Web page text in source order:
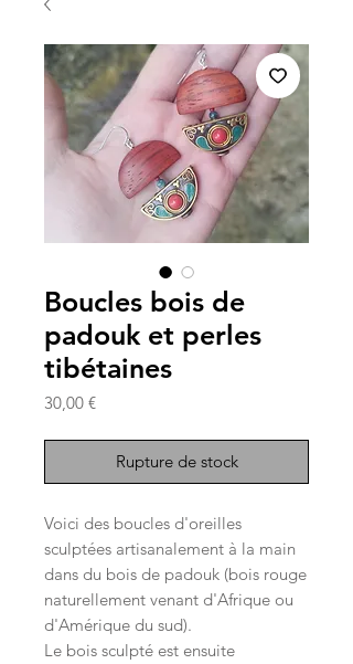
Boucles bois de
padouk et perles
tibétaines
30,00 €Prix
Rupture de stock
Voici des boucles d'oreilles
sculptées artisanalement à la main
dans du bois de padouk (bois rouge
naturellement venant d'Afrique ou
d'Amérique du sud).
Le bois sculpté est ensuite